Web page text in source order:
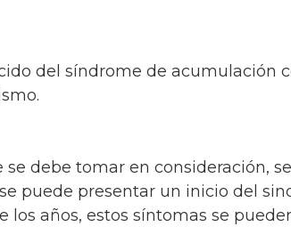
del síndrome de acumulación
debe tomar en consideración,
puede presentar un inicio del
años, estos síntomas se